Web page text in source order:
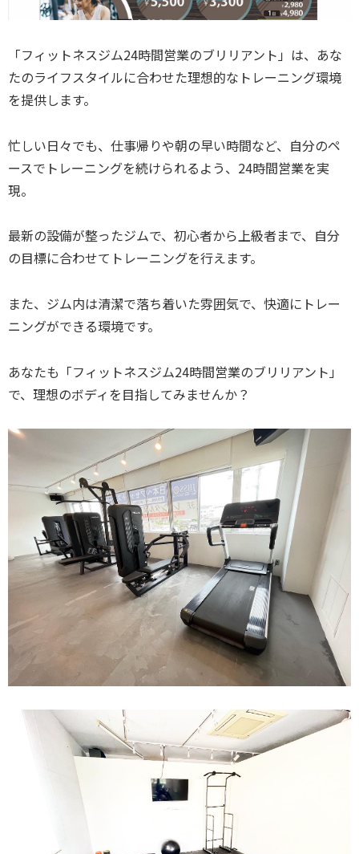
「フィットネスジム24時間営業のブリリアント」は、あな
たのライフスタイルに合わせた理想的なトレーニング環境
を提供します。
忙しい日々でも、仕事帰りや朝の早い時間など、自分のペ
ースでトレーニングを続けられるよう、24時間営業を実
現。
最新の設備が整ったジムで、初心者から上級者まで、自分
の目標に合わせてトレーニングを行えます。
また、ジム内は清潔で落ち着いた雰囲気で、快適にトレー
ニングができる環境です。
あなたも「フィットネスジム24時間営業のブリリアント」
で、理想のボディを目指してみませんか？